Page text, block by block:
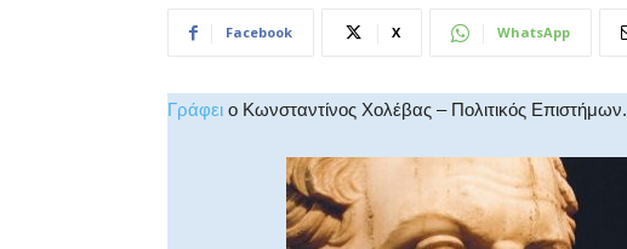
Facebook X WhatsApp
Γράφει ο Κωνσταντίνος Χολέβας – Πολιτικός Επιστήμων.